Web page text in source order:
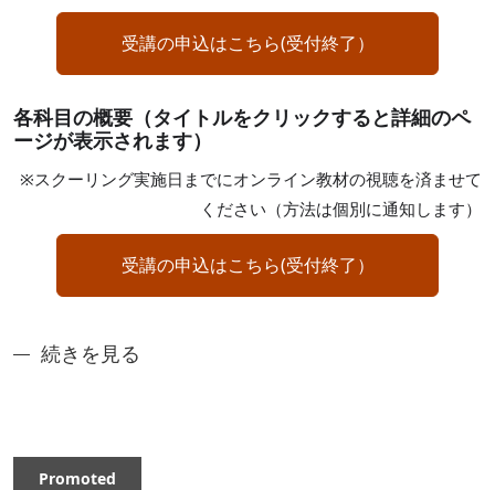
受講の申込はこちら(受付終了）
各科目の概要（タイトルをクリックすると詳細のペ
ージが表示されます）
※スクーリング実施日までにオンライン教材の視聴を済ませて
ください（方法は個別に通知します）
受講の申込はこちら(受付終了）
「奈良先端アントレシリーズ」2025年度開講（後
続きを見る
Promoted